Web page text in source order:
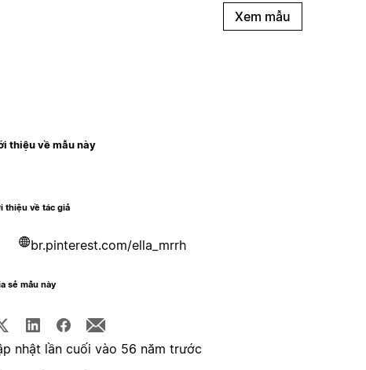
Xem mẫu
thiệu về mẫu này
thiệu về tác giả
br.pinterest.com/ella_mrrh
sẻ mẫu này
nhật lần cuối vào 56 năm trước